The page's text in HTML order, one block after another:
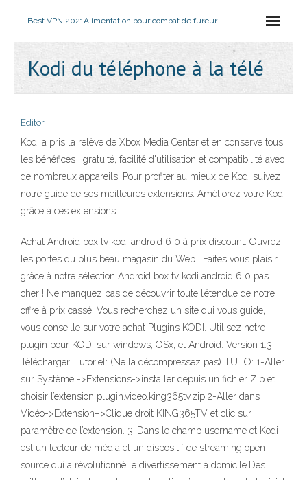
Best VPN 2021Alimentation pour combat de fureur
Kodi du téléphone à la télé
Editor
Kodi a pris la relève de Xbox Media Center et en conserve tous
les bénéfices : gratuité, facilité d'utilisation et compatibilité avec
de nombreux appareils. Pour profiter au mieux de Kodi suivez
notre guide de ses meilleures extensions. Améliorez votre Kodi
grâce à ces extensions.
Achat Android box tv kodi android 6 0 à prix discount. Ouvrez
les portes du plus beau magasin du Web ! Faites vous plaisir
grâce à notre sélection Android box tv kodi android 6 0 pas
cher ! Ne manquez pas de découvrir toute l’étendue de notre
offre à prix cassé. Vous recherchez un site qui vous guide,
vous conseille sur votre achat Plugins KODI. Utilisez notre
plugin pour KODI sur windows, OSx, et Android. Version 1.3.
Télécharger. Tutoriel: (Ne la décompressez pas) TUTO: 1-Aller
sur Système ->Extensions->installer depuis un fichier Zip et
choisir l’extension plugin.video.king365tv.zip 2-Aller dans
Vidéo->Extension–>Clique droit KING365TV et clic sur
paramètre de l’extension. 3-Dans le champ username et Kodi
est un lecteur de média et un dispositif de streaming open-
source qui a révolutionné le divertissement à domicile.Des